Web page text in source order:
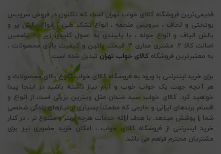
قدیمی‌ترین فروشگاه کالای خواب تهران است که تاکنون در فروش سرویس
روتختی و لحاف ، سرویس ملحفه ، انواع تشک طبی ، انواع بالش پر و
بالش الیاف و انواع حوله ، با پایبندی به اصول کلیدی زیر : 1. تضمین
اصالت کالا 2. مشتری مداری 3. قیمت پائین و کیفیت بالای محصولات ،
به معتبرترین فروشگاه کالای خواب تهران تبدیل شده است.
برای خرید اینترنتی با ورود به فروشگاه کالای خواب تنوع بالای محصولات و
هر آنچه جهت یک خواب خوب و آرام نیاز داشته باشید در اینجا پیدا
خواهید کرد. کالای خواب سید خندان مثل ویترین بزرگی است از انواع و
اقسام برندهای ایرانی و خارجی که مطمئناً بسیاری از نیازهای زندگی شخصی
شما را پوشش میدهد. با هدف ارائه خدمات هرچه بهتر و متنوع تر ، در کنار
خرید اینترنتی از فروشگاه کالای خواب ، امکان خرید حضوری نیز برای
مشتریان محترم فراهم می باشد.